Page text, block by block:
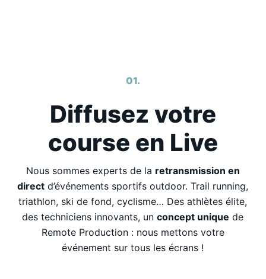
01.
Diffusez votre
course en Live
Nous sommes experts de la retransmission en
direct d’événements sportifs outdoor. Trail running,
triathlon, ski de fond, cyclisme… Des athlètes élite,
des techniciens innovants, unconcept unique de
Remote Production : nous mettons votre
événement sur tous les écrans !